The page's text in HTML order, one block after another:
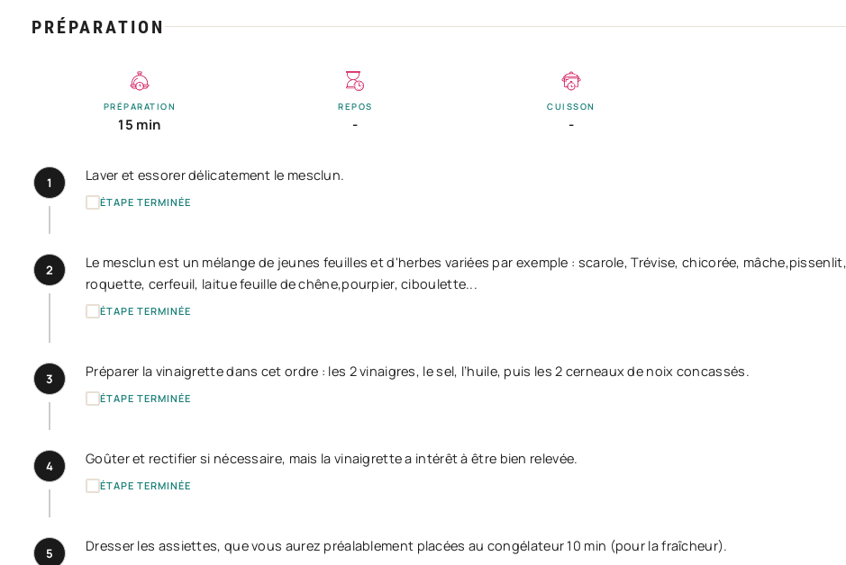
PRÉPARATION
PRÉPARATION
15 min
REPOS
-
CUISSON
-
1 Laver et essorer délicatement le mesclun.
ÉTAPE TERMINÉE
2
Le mesclun est un mélange de jeunes feuilles et d'herbes variées par exemple : scarole, Trévise, chicorée, mâche,pissenlit,
roquette, cerfeuil, laitue feuille de chêne,pourpier, ciboulette...
ÉTAPE TERMINÉE
3 Préparer la vinaigrette dans cet ordre : les 2 vinaigres, le sel, l’huile, puis les 2 cerneaux de noix concassés.
ÉTAPE TERMINÉE
4 Goûter et rectifier si nécessaire, mais la vinaigrette a intérêt à être bien relevée.
ÉTAPE TERMINÉE
5 Dresser les assiettes, que vous aurez préalablement placées au congélateur 10 min (pour la fraîcheur).